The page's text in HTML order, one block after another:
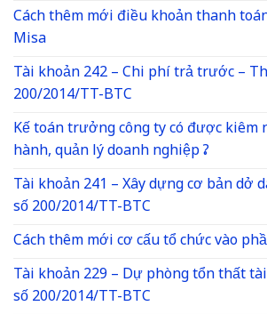
Cách thêm mới điều khoản thanh
Misa
Tài khoản 242 – Chi phí trả trước –
200/2014/TT-BTC
Kế toán trưởng công ty có được
hành, quản lý doanh nghiệp ?
Tài khoản 241 – Xây dựng cơ bản dở
số 200/2014/TT-BTC
Cách thêm mới cơ cấu tổ chức vào
Tài khoản 229 – Dự phòng tổn thất
số 200/2014/TT-BTC